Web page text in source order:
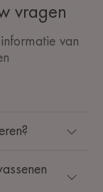
vragen
van